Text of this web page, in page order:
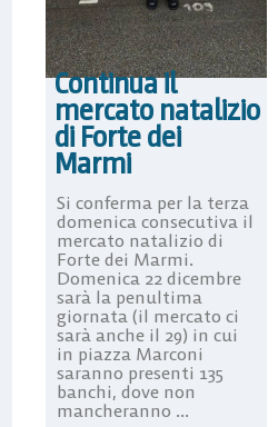
Continua il
mercato natalizio
di Forte dei
Marmi
Si conferma per la terza
domenica consecutiva il
mercato natalizio di
Forte dei Marmi.
Domenica 22 dicembre
sarà la penultima
giornata (il mercato ci
sarà anche il 29) in cui
in piazza Marconi
saranno presenti 135
banchi, dove non
mancheranno ...